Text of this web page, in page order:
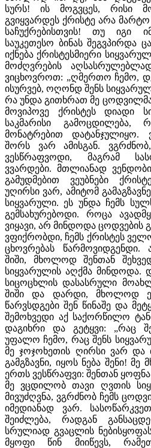
სურს! ის მოგვცეს, რისი
გვიყვარდეს ქრისტე არა
საჩუქრებისთვის! თუ იგი
საუკეთესო ბინას შეგვპირდა
იქნება ქრისტესმიერი
მოძღვრების
ვიცხოვროთ: „ღმერთო ჩემო,
ისურვებ, ოღონდ შენს
რა უნდა გითხრათ მე
მოვიპოვე ქრისტეს დიადი
საკმარისი
მონატრებით
შორს ვარ ამისგან.
ვესწრაფვოდი, მაგრამ
ვვარდები. მთლიანად
გამუდმებით ვეუბნები
უღირსი ვარ, ამიტომ
სიყვარული. ეს უნდა ჩემს
გემსახურებოდი. როცა
ვიყავი, არ მინდოდა ცოდვების
ვფიქრობდი, ჩემს ქრისტეს
ცხოვრებას
შიში, მხოლოდ შენთან
სიყვარულის აღქმა მინდოდა.
სიცოცხლის დასასრული
შიში და დარდი, მხოლოდ
წარვსდგები შენ წინაშე და
შემოხვედი აქ საქორწილო
დაგიხრი და გეტყვი: „რაც
უფალო ჩემო, რაც შენს
მე ჯოჯოხეთის ღირსი ვარ
გამგზავნი, იყოს ნება შენი!
ერთს ვესწრაფვი: შენთან ყოფნა
მე ვცდილობ თავი ღვთის
მივუძღვნა, ვგრძნობ ჩემს
იმედიანად ვარ.
შეიძლება, რადგან
სრულიად გვაცლის
მყოფი წინ მიიწევს,